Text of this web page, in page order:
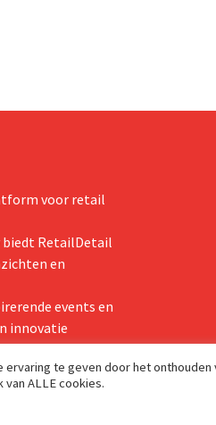
voor retail
RetailDetail
en
events en
innovatie
te geven door het onthouden
ALLE cookies.